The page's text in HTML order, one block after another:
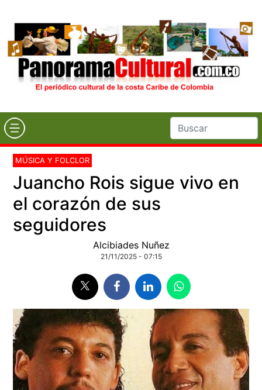
MÚSICA Y FOLCLOR
Juancho Rois sigue vivo en
el corazón de sus
seguidores
Alcibiades Nuñez
21/11/2025 - 07:15